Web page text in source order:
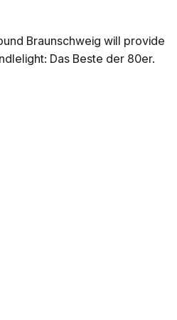
Braunschweig will provide
Das Beste der 80er.